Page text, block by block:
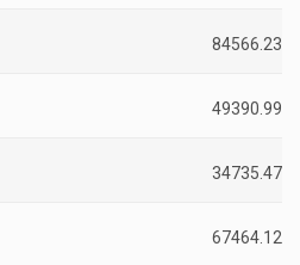
84566.23
49390.99
34735.47
67464.12